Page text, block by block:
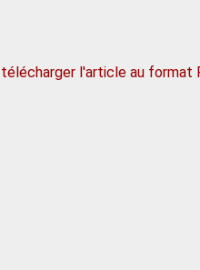
télécharger l'article au format